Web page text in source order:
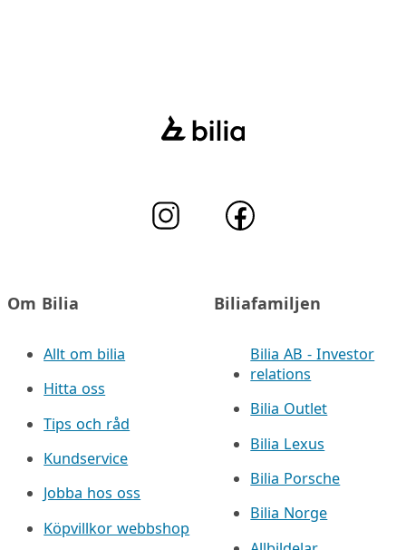
Om Bilia
Allt om bilia
Hitta oss
Tips och råd
Kundservice
Jobba hos oss
Köpvillkor webbshop
Biliafamiljen
Bilia AB - Investor
relations
Bilia Outlet
Bilia Lexus
Bilia Porsche
Bilia Norge